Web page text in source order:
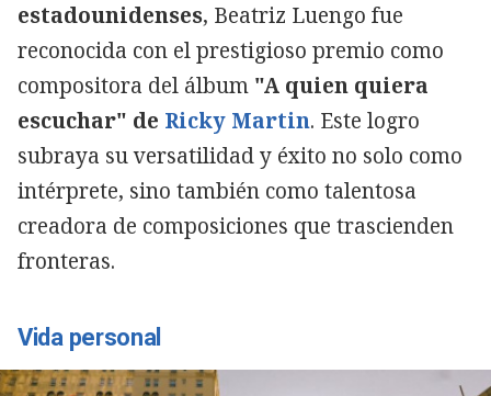
estadounidenses, Beatriz Luengo fue
reconocida con el prestigioso premio como
compositora del álbum "A quien quiera
escuchar" de Ricky Martin. Este logro
subraya su versatilidad y éxito no solo como
intérprete, sino también como talentosa
creadora de composiciones que trascienden
fronteras.
Vida personal